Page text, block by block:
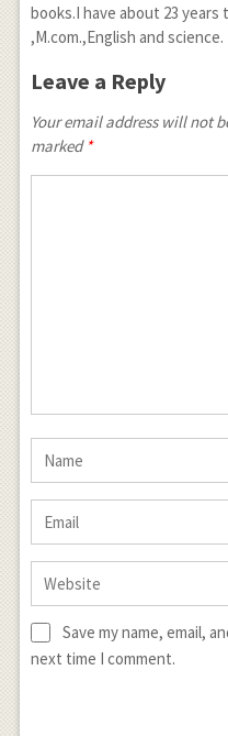
books.I have about 23
,M.com.,English and
Leave a Reply
Your email address will not
marked *
Save my name, email,
next time I comment.